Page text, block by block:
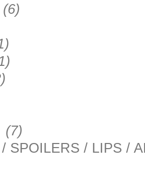
(6)
(7)
SPOILERS / LIPS /